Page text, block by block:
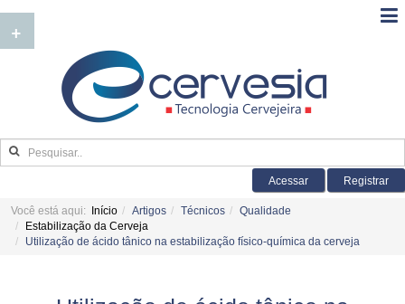
Acessar Registrar
Você está aqui: Início Artigos Técnicos
Qualidade
Estabilização da Cerveja
Utilização de ácido tânico na estabilização físico-química da cerveja
+